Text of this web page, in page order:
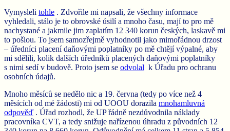
Vymysleli tohle . Zdvořile mi napsali, že všechny informace
vyhledali, stálo je to obrovské úsilí a mnoho času, mají to pro mě
nachystané a jakmile jim zaplatím 12 340 korun českých, laskavě mi
to pošlou. To jsem samozřejmě vyhodnotil jako mimořádnou drzost
– úředníci placení daňovými poplatníky po mě chtějí výpalné, aby
mi sdělili, kolik dalších úředníků placených daňovými poplatníky
s nimi sedí v budově. Proto jsem se odvolal k Úřadu pro ochranu
osobních údajů.
Mnoho měsíců se nedělo nic a 19. června (tedy po více než 4
měsících od mé žádosti) mi od UOOU dorazila mnohamluvná
odpověď . Úřad rozhodl, že UP řádně nezdůvodnila náklady
pracovníka CVT, a tedy snižuje nařízenou úhradu z původních 12